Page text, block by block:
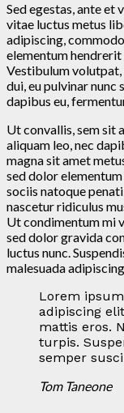
Sed egestas, ante et
vitae luctus metus
adipiscing,
elementum
Vestibulum volutpat,
dui, eu pulvinar nunc
dapibus eu,
Ut convallis, sem sit
aliquam leo, nec
magna sit amet
sed dolor
sociis natoque
nascetur ridiculus
Ut condimentum mi
sed dolor gravida
luctus nunc.
malesuada
Lorem
adipiscing
mattis eros.
turpis.
semper
Tom Taneone